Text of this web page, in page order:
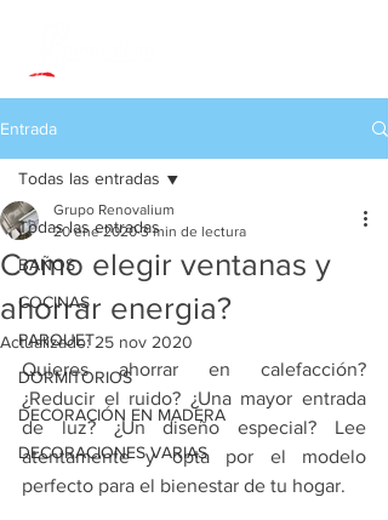
Entrada
Todas las entradas
BAÑOS
COCINAS
PARQUET
DORMITORIOS
DECORACIÓN EN MADERA
DECORACIONES VARIAS
Todas las entradas
Como elegir ventanas y
ahorrar energia?
Grupo Renovalium
20 ene 2020 3 min de lectura
Actualizado:25 nov 2020
Quieres ahorrar en calefacción?
¿Reducir el ruido? ¿Una mayor entrada
de luz? ¿Un diseño especial? Lee
atentamente y opta por el modelo
perfecto para el bienestar de tu hogar.